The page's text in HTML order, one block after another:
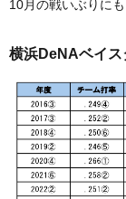
10月の戦いぶりに
横浜DeNAベイス